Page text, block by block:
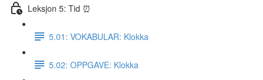
Leksjon 5: Tid ⏰
5.01: VOKABULAR: Klokka
5.02: OPPGAVE: Klokka